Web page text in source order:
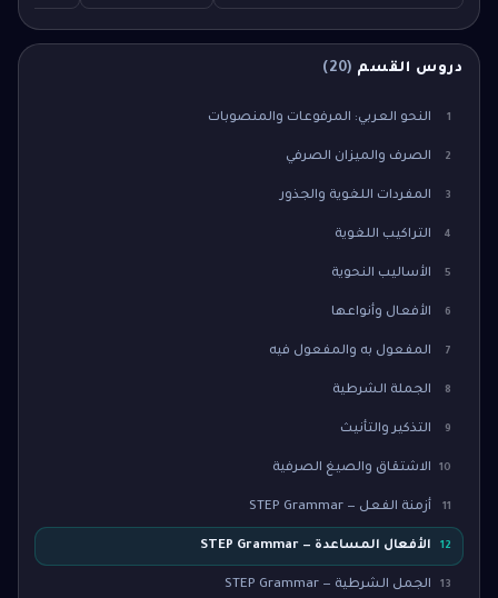
دروس القسم (
20
)
1 النحو العربي: المرفوعات والمنصوبات
2 الصرف والميزان الصرفي
3 المفردات اللغوية والجذور
4 التراكيب اللغوية
5 الأساليب النحوية
6 الأفعال وأنواعها
7 المفعول به والمفعول فيه
8 الجملة الشرطية
9 التذكير والتأنيث
10 الاشتقاق والصيغ الصرفية
11 أزمنة الفعل — STEP Grammar
12 الأفعال المساعدة — STEP Grammar
13 الجمل الشرطية — STEP Grammar